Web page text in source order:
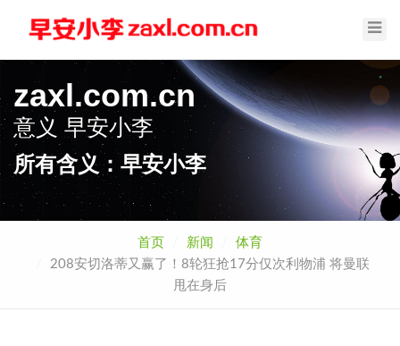
zaxl.com.cn
意义早安小李
所有含义：早安小李
首页 新闻
体育
208安切洛蒂又赢了！8轮狂抢17分仅次利物浦 将曼联
甩在身后